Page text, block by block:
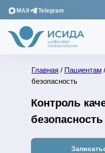
MAX Telegram
Контроль
безопасность
Главная / Пациентам
безопасность